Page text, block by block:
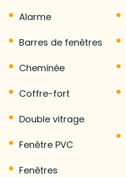
Alarme
Barres de fenêtres
Cheminée
Coffre-fort
Double vitrage
Fenêtre PVC
Fenêtres